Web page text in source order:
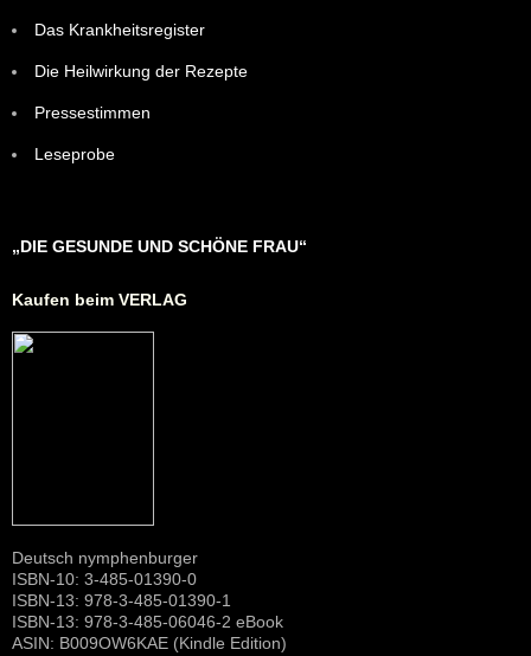
Das Krankheitsregister
Die Heilwirkung der Rezepte
Pressestimmen
Leseprobe
„DIE GESUNDE UND SCHÖNE FRAU“
Kaufen beim VERLAG
Deutsch nymphenburger
ISBN-10: 3-485-01390-0
ISBN-13: 978-3-485-01390-1
ISBN-13: 978-3-485-06046-2 eBook
ASIN: B009OW6KAE (Kindle Edition)